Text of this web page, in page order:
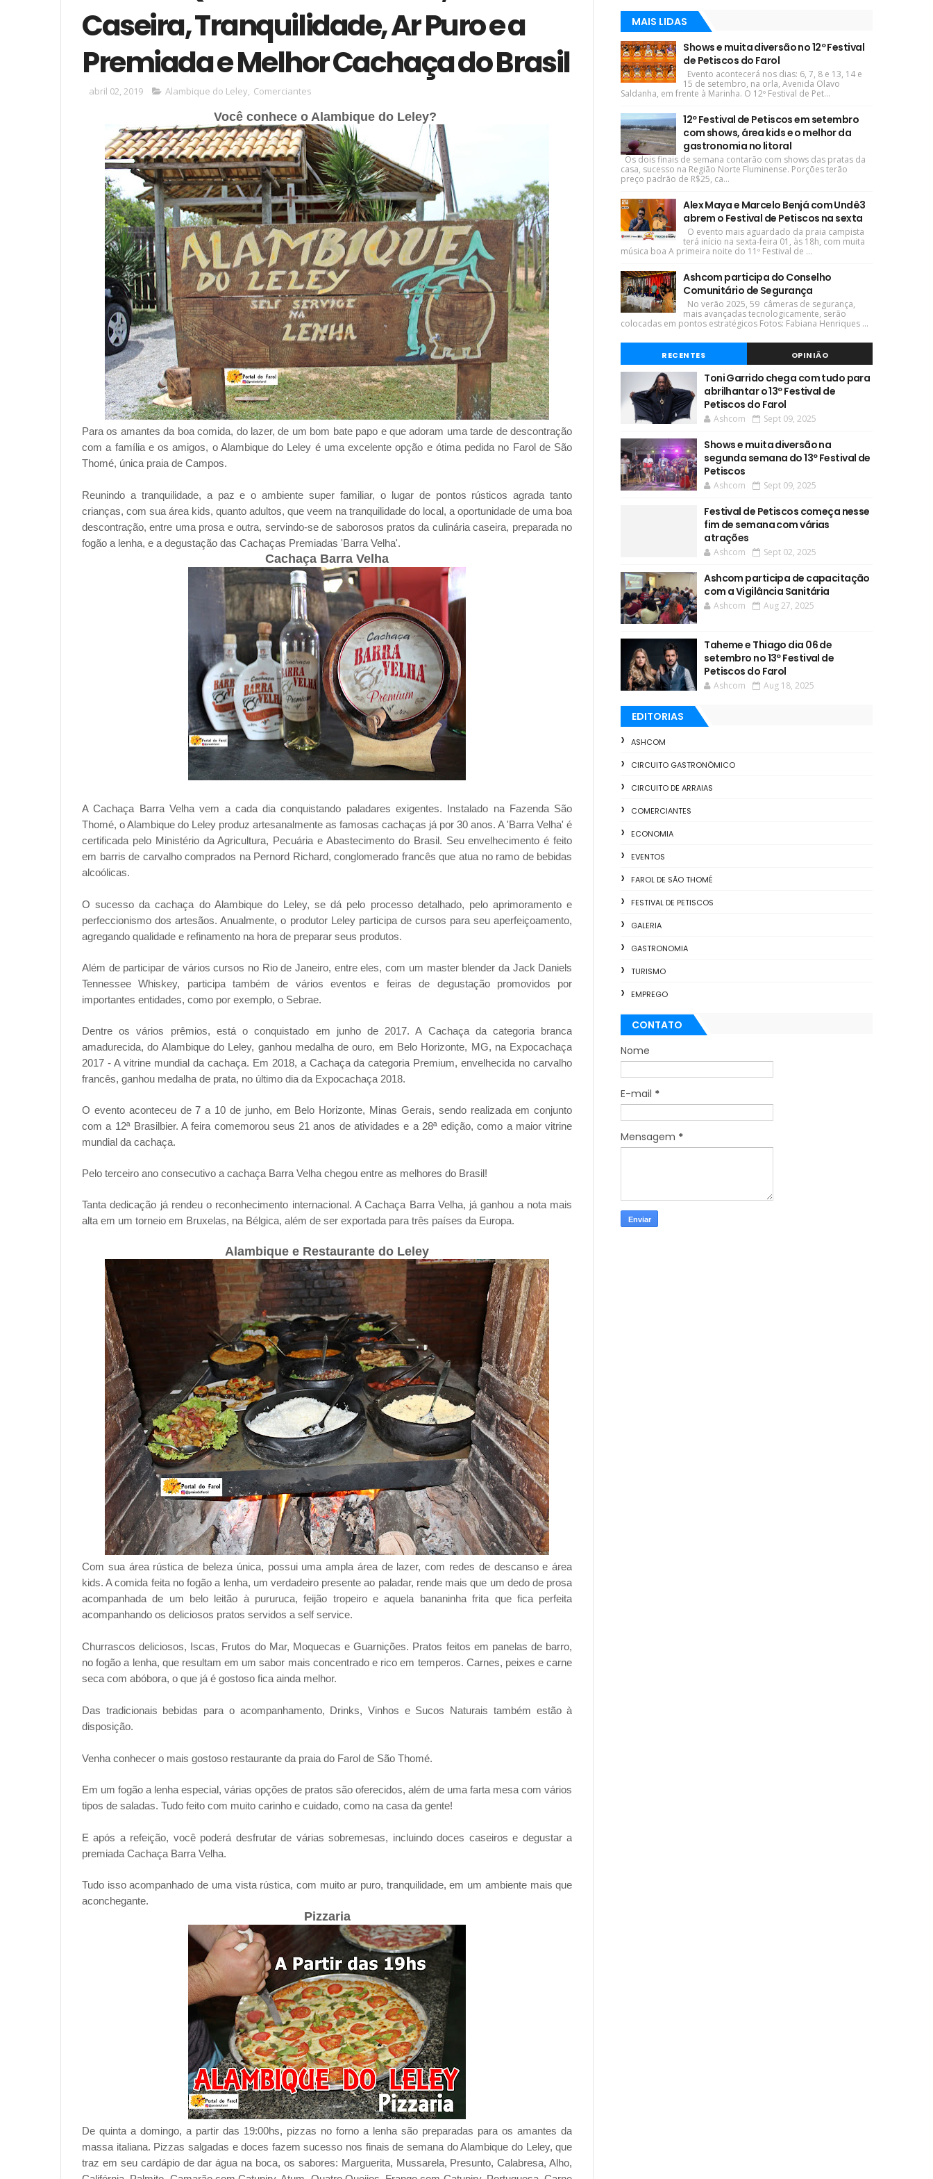
Caseira, Tranquilidade, Ar Puro e a
Premiada e Melhor Cachaça do Brasil
abril 02, 2019 Alambique do Leley, Comerciantes
Você conhece o Alambique do Leley?
Para os amantes da boa comida, do lazer, de um bom bate papo e que adoram uma tarde de descontração
com a família e os amigos, o Alambique do Leley é uma excelente opção e ótima pedida no Farol de São
Thomé, única praia de Campos.
Reunindo a tranquilidade, a paz e o ambiente super familiar, o lugar de pontos rústicos agrada tanto
crianças, com sua área kids, quanto adultos, que veem na tranquilidade do local, a oportunidade de uma boa
descontração, entre uma prosa e outra, servindo-se de saborosos pratos da culinária caseira, preparada no
fogão a lenha, e a degustação das Cachaças Premiadas 'Barra Velha'.
Cachaça Barra Velha
A Cachaça Barra Velha vem a cada dia conquistando paladares exigentes. Instalado na Fazenda São
Thomé, o Alambique do Leley produz artesanalmente as famosas cachaças já por 30 anos. A 'Barra Velha' é
certificada pelo Ministério da Agricultura, Pecuária e Abastecimento do Brasil. Seu envelhecimento é feito
em barris de carvalho comprados na Pernord Richard, conglomerado francês que atua no ramo de bebidas
alcoólicas.
O sucesso da cachaça do Alambique do Leley, se dá pelo processo detalhado, pelo aprimoramento e
perfeccionismo dos artesãos. Anualmente, o produtor Leley participa de cursos para seu aperfeiçoamento,
agregando qualidade e refinamento na hora de preparar seus produtos.
Além de participar de vários cursos no Rio de Janeiro, entre eles, com um master blender da Jack Daniels
Tennessee Whiskey, participa também de vários eventos e feiras de degustação promovidos por
importantes entidades, como por exemplo, o Sebrae.
Dentre os vários prêmios, está o conquistado em junho de 2017. A Cachaça da categoria branca
amadurecida, do Alambique do Leley, ganhou medalha de ouro, em Belo Horizonte, MG, na Expocachaça
2017 - A vitrine mundial da cachaça. Em 2018, a Cachaça da categoria Premium, envelhecida no carvalho
francês, ganhou medalha de prata, no último dia da Expocachaça 2018.
O evento aconteceu de 7 a 10 de junho, em Belo Horizonte, Minas Gerais, sendo realizada em conjunto
com a 12ª Brasilbier. A feira comemorou seus 21 anos de atividades e a 28ª edição, como a maior vitrine
mundial da cachaça.
Pelo terceiro ano consecutivo a cachaça Barra Velha chegou entre as melhores do Brasil!
Tanta dedicação já rendeu o reconhecimento internacional. A Cachaça Barra Velha, já ganhou a nota mais
alta em um torneio em Bruxelas, na Bélgica, além de ser exportada para três países da Europa.
Alambique e Restaurante do Leley
Com sua área rústica de beleza única, possui uma ampla área de lazer, com redes de descanso e área
kids. A comida feita no fogão a lenha, um verdadeiro presente ao paladar, rende mais que um dedo de prosa
acompanhada de um belo leitão à pururuca, feijão tropeiro e aquela bananinha frita que fica perfeita
acompanhando os deliciosos pratos servidos a self service.
Churrascos deliciosos, Iscas, Frutos do Mar, Moquecas e Guarnições. Pratos feitos em panelas de barro,
no fogão a lenha, que resultam em um sabor mais concentrado e rico em temperos. Carnes, peixes e carne
seca com abóbora, o que já é gostoso fica ainda melhor.
Das tradicionais bebidas para o acompanhamento, Drinks, Vinhos e Sucos Naturais também estão à
disposição.
Venha conhecer o mais gostoso restaurante da praia do Farol de São Thomé.
Em um fogão a lenha especial, várias opções de pratos são oferecidos, além de uma farta mesa com vários
tipos de saladas. Tudo feito com muito carinho e cuidado, como na casa da gente!
E após a refeição, você poderá desfrutar de várias sobremesas, incluindo doces caseiros e degustar a
premiada Cachaça Barra Velha.
Tudo isso acompanhado de uma vista rústica, com muito ar puro, tranquilidade, em um ambiente mais que
aconchegante.
Pizzaria
De quinta a domingo, a partir das 19:00hs, pizzas no forno a lenha são preparadas para os amantes da
massa italiana. Pizzas salgadas e doces fazem sucesso nos finais de semana do Alambique do Leley, que
traz em seu cardápio de dar água na boca, os sabores: Marguerita, Mussarela, Presunto, Calabresa, Alho,
MAIS LIDAS
Shows e muita diversão no 12º Festival
de Petiscos do Farol
Evento acontecerá nos dias: 6, 7, 8 e 13, 14 e
15 de setembro, na orla, Avenida Olavo
Saldanha, em frente à Marinha. O 12º Festival de Pet...
12º Festival de Petiscos em setembro
com shows, área kids e o melhor da
gastronomia no litoral
Os dois finais de semana contarão com shows das pratas da
casa, sucesso na Região Norte Fluminense. Porções terão
preço padrão de R$25, ca...
Alex Maya e Marcelo Benjá com Undê3
abrem o Festival de Petiscos na sexta
O evento mais aguardado da praia campista
terá início na sexta-feira 01, às 18h, com muita
música boa A primeira noite do 11º Festival de ...
Ashcom participa do Conselho
Comunitário de Segurança
No verão 2025, 59 câmeras de segurança,
mais avançadas tecnologicamente, serão
colocadas em pontos estratégicos Fotos: Fabiana Henriques ...
RECENTES OPINIÃO
Toni Garrido chega com tudo para
abrilhantar o 13º Festival de
Petiscos do Farol
Ashcom Sept 09, 2025
Shows e muita diversão na
segunda semana do 13º Festival de
Petiscos
Ashcom Sept 09, 2025
Festival de Petiscos começa nesse
fim de semana com várias
atrações
Ashcom Sept 02, 2025
Ashcom participa de capacitação
com a Vigilância Sanitária
Ashcom Aug 27, 2025
Taheme e Thiago dia 06 de
setembro no 13º Festival de
Petiscos do Farol
Ashcom Aug 18, 2025
EDITORIAS
ASHCOM
CIRCUITO GASTRONÔMICO
CIRCUITO DE ARRAIAS
COMERCIANTES
ECONOMIA
EVENTOS
FAROL DE SÃO THOMÉ
FESTIVAL DE PETISCOS
GALERIA
GASTRONOMIA
TURISMO
EMPREGO
CONTATO
Nome
E-mail *
Mensagem *